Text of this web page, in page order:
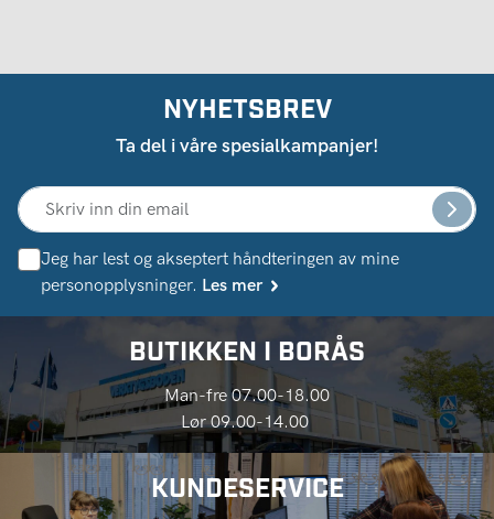
NYHETSBREV
Ta del i våre spesialkampanjer!
Jeg har lest og akseptert håndteringen av mine
personopplysninger. Les mer
BUTIKKEN I BORÅS
Man-fre 07.00-18.00
Lør 09.00-14.00
KUNDESERVICE